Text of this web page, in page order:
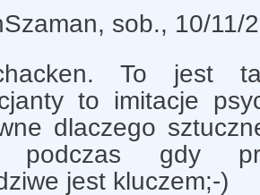
, sob., 10/11/
To jest
to imitacje
dlaczego
podczas gdy
jest kluczem;-)